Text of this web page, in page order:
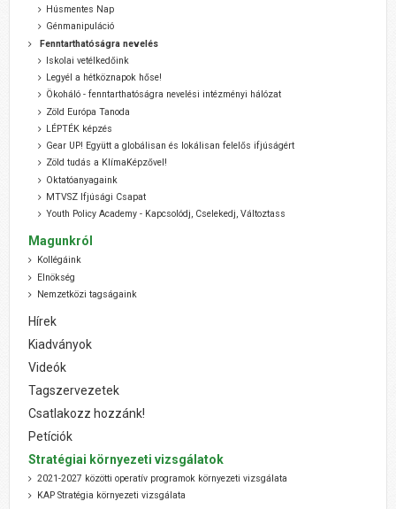
Húsmentes Nap
Génmanipuláció
Fenntarthatóságra nevelés
Iskolai vetélkedőink
Legyél a hétköznapok hőse!
Ökoháló - fenntarthatóságra nevelési intézményi hálózat
Zöld Európa Tanoda
LÉPTÉK képzés
Gear UP! Együtt a globálisan és lokálisan felelős ifjúságért
Zöld tudás a KlímaKépzővel!
Oktatóanyagaink
MTVSZ Ifjúsági Csapat
Youth Policy Academy - Kapcsolódj, Cselekedj, Változtass
Magunkról
Kollégáink
Elnökség
Nemzetközi tagságaink
Hírek
Kiadványok
Videók
Tagszervezetek
Csatlakozz hozzánk!
Petíciók
Stratégiai környezeti vizsgálatok
2021-2027 közötti operatív programok környezeti vizsgálata
KAP Stratégia környezeti vizsgálata